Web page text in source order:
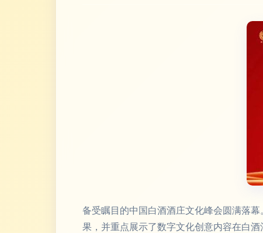
备受瞩目的中国白酒酒庄文化峰会圆满落
果，并重点展示了数字文化创意内容在白